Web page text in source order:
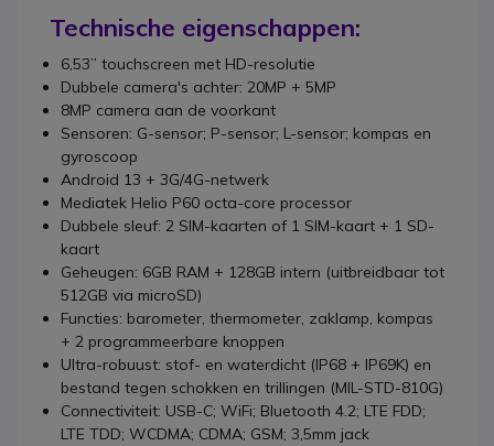
Technische eigenschappen:
6,53” touchscreen met HD-resolutie
Dubbele camera's achter: 20MP + 5MP
8MP camera aan de voorkant
Sensoren: G-sensor; P-sensor; L-sensor; kompas en
gyroscoop
Android 13 + 3G/4G-netwerk
Mediatek Helio P60 octa-core processor
Dubbele sleuf: 2 SIM-kaarten of 1 SIM-kaart + 1 SD-
kaart
Geheugen: 6GB RAM + 128GB intern (uitbreidbaar tot
512GB via microSD)
Functies: barometer, thermometer, zaklamp, kompas
+ 2 programmeerbare knoppen
Ultra-robuust: stof- en waterdicht (IP68 + IP69K) en
bestand tegen schokken en trillingen (MIL-STD-810G)
Connectiviteit: USB-C; WiFi; Bluetooth 4.2; LTE FDD;
LTE TDD; WCDMA; CDMA; GSM; 3,5mm jack